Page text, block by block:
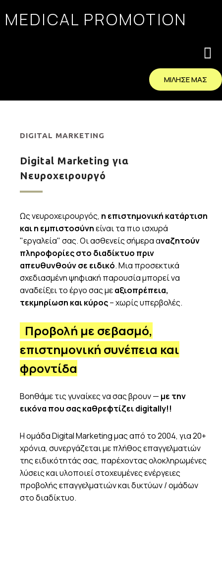
MEDICAL PROMOTION
ΜΙΛΗΣΕ ΜΑΣ
DIGITAL MARKETING
Digital Marketing για
Νευροχειρουργό
Ως νευροχειρουργός, η επιστημονική κατάρτιση
και η εμπιστοσύνηείναι τα πιο ισχυρά
"εργαλεία" σας. Οι ασθενείς σήμερα αναζητούν
πληροφορίες στο διαδίκτυο πριν
απευθυνθούν σε ειδικό. Μια προσεκτικά
σχεδιασμένη ψηφιακή παρουσία μπορεί να
αναδείξει το έργο σας μεαξιοπρέπεια,
τεκμηρίωση και κύρος– χωρίς υπερβολές.
Προβολή με σεβασμό,
επιστημονική συνέπεια και
φροντίδα
Βοηθάμε τις γυναίκες να σας βρουν — με την
εικόνα που σας καθρεφτίζει digitally!!
Η ομάδα Digital Marketing μας από το 2004, για 20+
χρόνια, συνεργάζεται με πλήθος επαγγελματιών
της ειδικότητάς σας, παρέχοντας ολοκληρωμένες
λύσεις και υλοποιεί στοχευμένες ενέργειες
προβολής επαγγελματιών και δικτύων / ομάδων
στο διαδίκτυο.